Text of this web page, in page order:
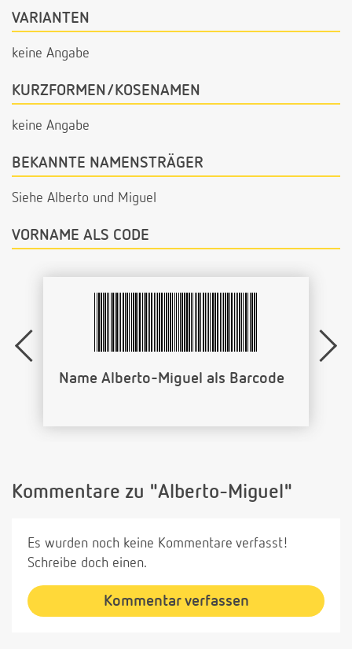
VARIANTEN
keine Angabe
KURZFORMEN/KOSENAMEN
keine Angabe
BEKANNTE NAMENSTRÄGER
Siehe Alberto und Miguel
VORNAME ALS CODE
Name Alberto-Miguel als Barcode
Kommentare zu "Alberto-Miguel"
Es wurden noch keine Kommentare verfasst!
Schreibe doch einen.
Kommentar verfassen